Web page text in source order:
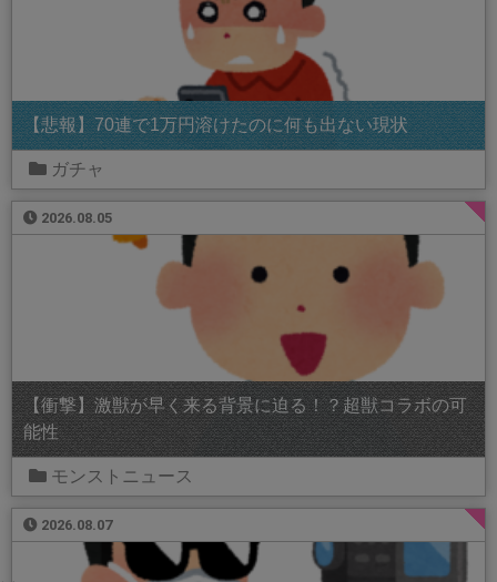
【悲報】70連で1万円溶けたのに何も出ない現状
ガチャ
2026.08.05
【衝撃】激獣が早く来る背景に迫る！？超獣コラボの可
能性
モンストニュース
2026.08.07